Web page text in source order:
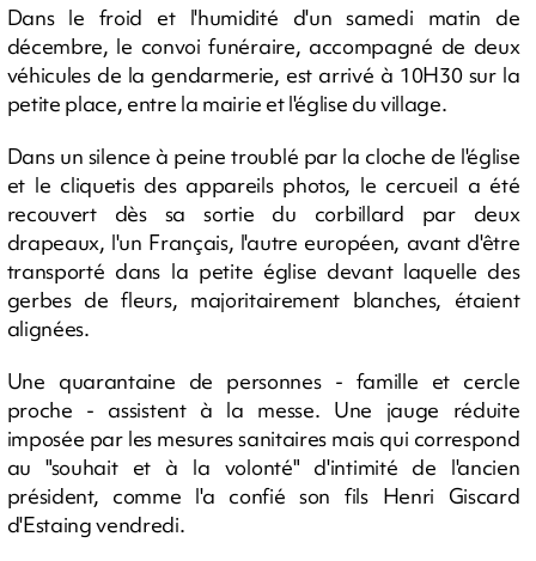
Dans le froid et l'humidité d'un samedi matin de
décembre, le convoi funéraire, accompagné de deux
véhicules de la gendarmerie, est arrivé à 10H30 sur la
petite place, entre la mairie et l'église du village.
Dans un silence à peine troublé par la cloche de l'église
et le cliquetis des appareils photos, le cercueil a été
recouvert dès sa sortie du corbillard par deux
drapeaux, l'un Français, l'autre européen, avant d'être
transporté dans la petite église devant laquelle des
gerbes de fleurs, majoritairement blanches, étaient
alignées.
Une quarantaine de personnes - famille et cercle
proche - assistent à la messe. Une jauge réduite
imposée par les mesures sanitaires mais qui correspond
au "souhait et à la volonté" d'intimité de l'ancien
président, comme l'a confié son fils Henri Giscard
d'Estaing vendredi.